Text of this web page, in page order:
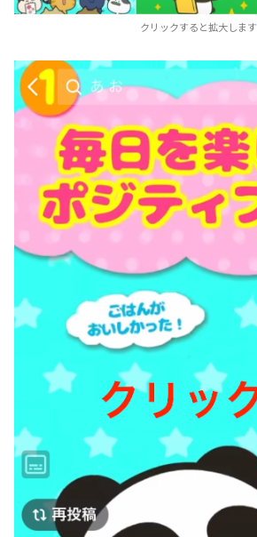
クリックすると拡大します